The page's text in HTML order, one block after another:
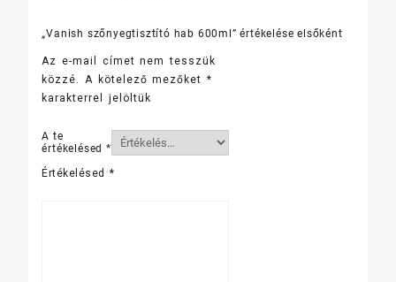
„Vanish szőnyegtisztító hab 600ml” értékelése elsőként
Az e-mail címet nem tesszük
közzé.
A kötelező mezőket *
karakterrel jelöltük
A te
értékelésed*
Értékelésed *